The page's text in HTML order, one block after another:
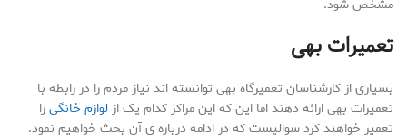
مشخص شود.
تعمیرات بهی
بسیاری از کارشناسان تعمیرگاه بهی توانسته اند نیاز مردم را در رابطه با
تعمیرات بهی ارائه دهند اما این که این مراکز کدام یک ازلوازم خانگیرا
تعمیر خواهند کرد سوالیست که در ادامه درباره ی آن بحث خواهیم نمود.